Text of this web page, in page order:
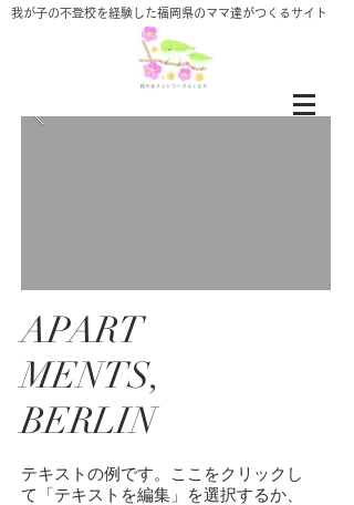
​我が子の不登校を経験した福岡県のママ達がつくるサイト
APART
MENTS,
BERLIN
テキストの例です。ここをクリックし
て「テキストを編集」を選択するか、